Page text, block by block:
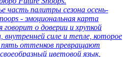
часть палитры сезона осень-
- эмоциональная карта
говорит о доверии и хрупкой
внутренней силе и тепле, которое
оттенков превращают
цветовой язык,